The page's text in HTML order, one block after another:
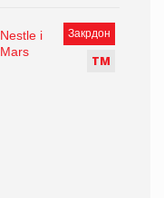
Закрдон
ТМ
Nestle і
Mars